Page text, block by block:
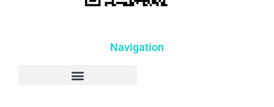
Navigation